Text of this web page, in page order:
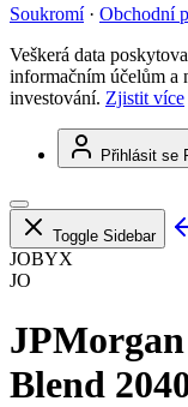
Soukromí · Obchodní
Veškerá data
informačním účelům a
investování. Zjistit více
Přihlásit se
Toggle Sidebar
JOBYX
JO
Blend